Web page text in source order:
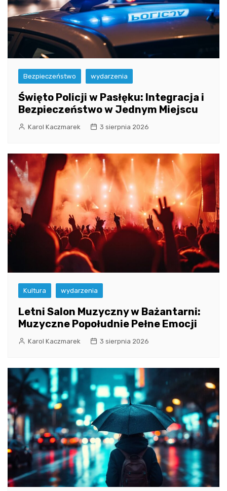
Bezpieczeństwo wydarzenia
Święto Policji w Pasłęku: Integracja i
Bezpieczeństwo w Jednym Miejscu
Karol Kaczmarek 3 sierpnia 2026
Kultura wydarzenia
Letni Salon Muzyczny w Bażantarni:
Muzyczne Popołudnie Pełne Emocji
Karol Kaczmarek 3 sierpnia 2026